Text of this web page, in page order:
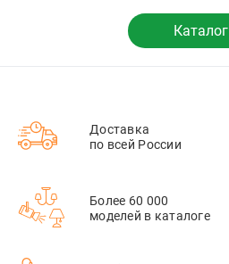
Каталог
Доставка
по всей России
Более 60 000
моделей в каталоге